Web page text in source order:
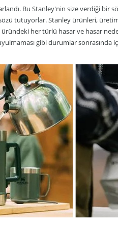
Bu Stanley'nin size verdiği bir
tutuyorlar. Stanley ürünleri,
her türlü hasar ve hasar
gibi durumlar